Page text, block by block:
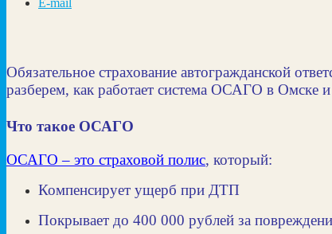
Обязательное страхование автогражданской
разберем, как работает система ОСАГО в Омске
Что такое ОСАГО
ОСАГО – это страховой полис, который:
Компенсирует ущерб при ДТП
Покрывает до 400 000 рублей за